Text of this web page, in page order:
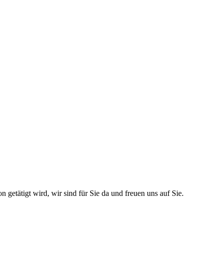
getätigt wird, wir sind für Sie da und freuen uns auf Sie.